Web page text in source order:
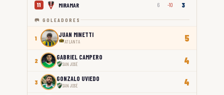
11 MIRAMAR 6 -10 3
🥅 GOLEADORES
1 JUAN MINETTI
ATLANTA 5
2 GABRIEL CAMPERO
SAN JOSÉ 4
3 GONZALO UVIEDO
SAN JOSÉ 4